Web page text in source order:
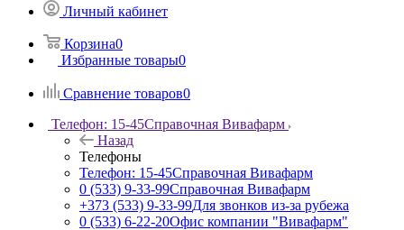
Личный кабинет
Корзина0
Избранные товары0
Сравнение товаров0
Телефон: 15-45Справочная Вивафарм
Назад
Телефоны
Телефон: 15-45Справочная Вивафарм
0 (533) 9-33-99Справочная Вивафарм
+373 (533) 9-33-99Для звонков из-за рубежа
0 (533) 6-22-20Офис компании "Вивафарм"